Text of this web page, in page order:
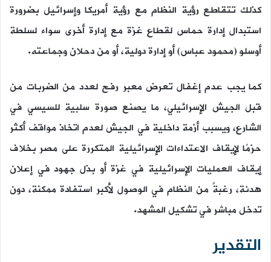
كذلك تتقاطع رؤية النظام مع رؤية أمريكا وإسرائيل بضرورة
استبدال إدارة حماس لقطاع غزة مع إدارة أخرى سواء لسلطة
أوسلو (محمود عباس) أو إدارة دولية، أو من دحلان وجماعته.
كما يجب عدم إغفال تعرض معبر رفح لعدد من الضربات من
قبل الجيش الإسرائيلي، ما يصنع صورة سلبية للسيسي في
الشارع، ويسبب أزمة داخلية في الجيش لعدم اتخاذ مواقف أكثر
حزمًا لإيقاف الاعتداءات الإسرائيلية المتكررة على مصر بخلاف
إيقاف العمليات الإسرائيلية في غزة أو بذل جهود في إعلان
هدنة، رغبةً من النظام في الوصول لأكبر استفادة ممكنة، دون
تدخل مباشر في تشكيل المشهد.
التقدير